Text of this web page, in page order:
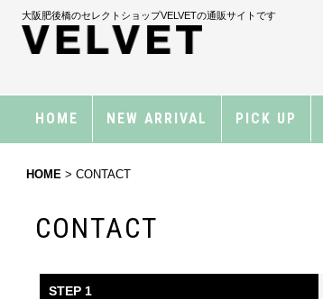
大阪肥後橋のセレクトショップVELVETの通販サイトです
HOME NEW ARRIVAL PICK UP
HOME > CONTACT
CONTACT
STEP 1